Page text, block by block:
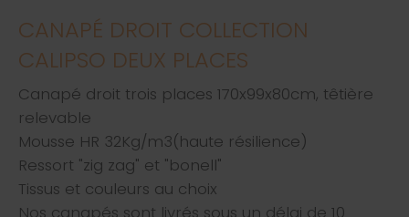
CANAPÉ DROIT COLLECTION
CALIPSO DEUX PLACES
Canapé droit trois places 170x99x80cm, têtière
relevable
Mousse HR 32Kg/m3(haute résilience)
Ressort "zig zag" et "bonell"
Tissus et couleurs au choix
Nos canapés sont livrés sous un délai de 10